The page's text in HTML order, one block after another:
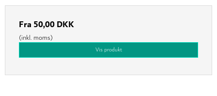
Fra 50,00 DKK
(inkl. moms)
Vis produkt